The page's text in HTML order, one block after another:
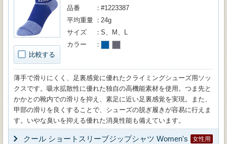
比較する
品番
#1223387
平均重量
24g
サイズ
S、M、L
カラー
薄手で滑りにくく、足裏感覚に優れたクライミングシューズ用ソッ
クスです。吸水拡散性に優れた独自の高機能素材を使用。つま先と
かかとの靴内での滑りを抑え、素足に近い足裏感覚を実現。また、
甲部の滑りを良くすることで、シューズの脱ぎ履きが容易に行えま
す。いやな臭いを抑える優れた消臭性能も備えています。
クール ショートスリーブジップシャツ Women's 女性用